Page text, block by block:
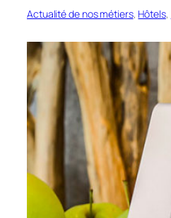
Actualité de nos métiers, Hôtels,